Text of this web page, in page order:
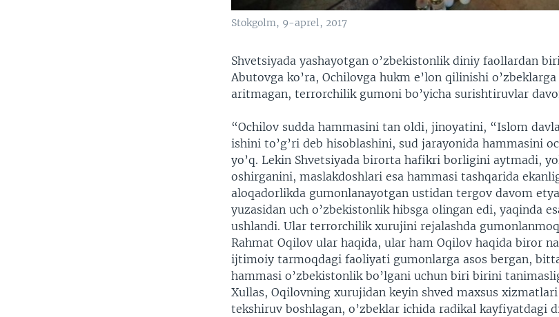
Stokgolm, 9-aprel, 2017
Shvetsiyada yashayotgan o’zbekistonlik diniy faollardan
Abutovga ko’ra, Ochilovga hukm e’lon qilinishi
aritmagan, terrorchilik gumoni bo’yicha surishtiruvlar
“Ochilov sudda hammasini tan oldi, jinoyatini, “Islom
ishini to’g’ri deb hisoblashini, sud jarayonida hammasini
yo’q. Lekin Shvetsiyada birorta hafikri borligini aytmadi,
oshirganini, maslakdoshlari esa hammasi tashqarida
aloqadorlikda gumonlanayotgan ustidan tergov davom
yuzasidan uch o’zbekistonlik hibsga olingan edi, yaqinda
ushlandi. Ular terrorchilik xurujini rejalashda
Rahmat Oqilov ular haqida, ular ham Oqilov haqida biror
ijtimoiy tarmoqdagi faoliyati gumonlarga asos bergan,
hammasi o’zbekistonlik bo’lgani uchun biri birini
Xullas, Oqilovning xurujidan keyin shved maxsus
tekshiruv boshlagan, o’zbeklar ichida radikal kayfiyatdagi